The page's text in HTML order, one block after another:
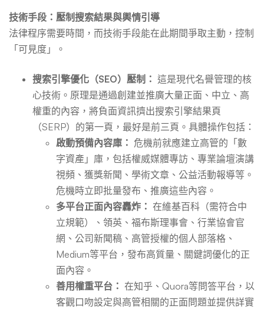
技術手段：壓制搜索結果與輿情引導
法律程序需要時間，而技術手段能在此期間爭取主動，控制
「可見度」。
搜索引擎優化（SEO）壓制： 這是現代名譽管理的核
心技術。原理是通過創建並推廣大量正面、中立、高
權重的內容，將負面資訊擠出搜索引擎結果頁
（SERP）的第一頁，最好是前三頁。具體操作包括：
啟動預備內容庫： 危機前就應建立高管的「數
字資產」庫，包括權威媒體專訪、專業論壇演講
視頻、獲獎新聞、學術文章、公益活動報導等。
危機時立即批量發布、推廣這些內容。
多平台正面內容轟炸： 在維基百科（需符合中
立規範）、領英、福布斯理事會、行業協會官
網、公司新聞稿、高管授權的個人部落格、
Medium等平台，發布高質量、關鍵詞優化的正
面內容。
善用權重平台： 在知乎、Quora等問答平台，以
客觀口吻設定與高管相關的正面問題並提供詳實